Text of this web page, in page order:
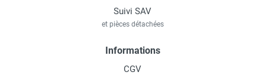
Suivi SAV
et pièces détachées
Informations
CGV